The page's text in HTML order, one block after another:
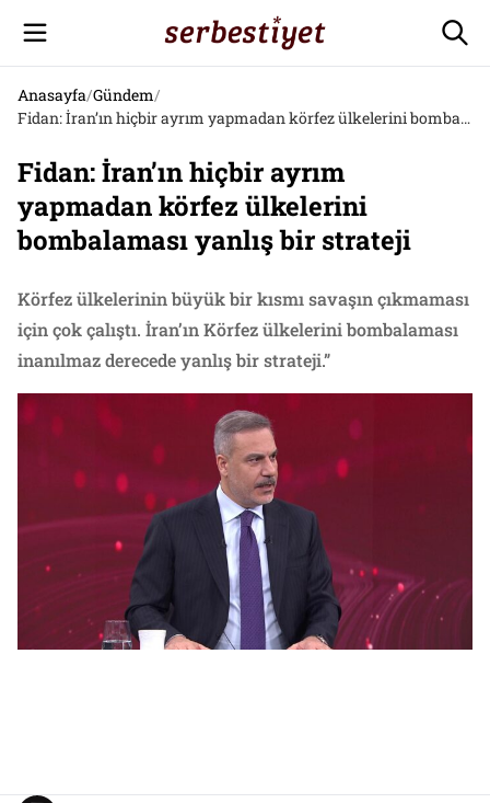
Anasayfa/Gündem/
Fidan: İran’ın hiçbir ayrım yapmadan körfez ülkelerini bombalaması yanlış bir strateji
Fidan: İran’ın hiçbir ayrım
yapmadan körfez ülkelerini
bombalaması yanlış bir strateji
Körfez ülkelerinin büyük bir kısmı savaşın çıkmaması
için çok çalıştı. İran’ın Körfez ülkelerini bombalaması
inanılmaz derecede yanlış bir strateji.”